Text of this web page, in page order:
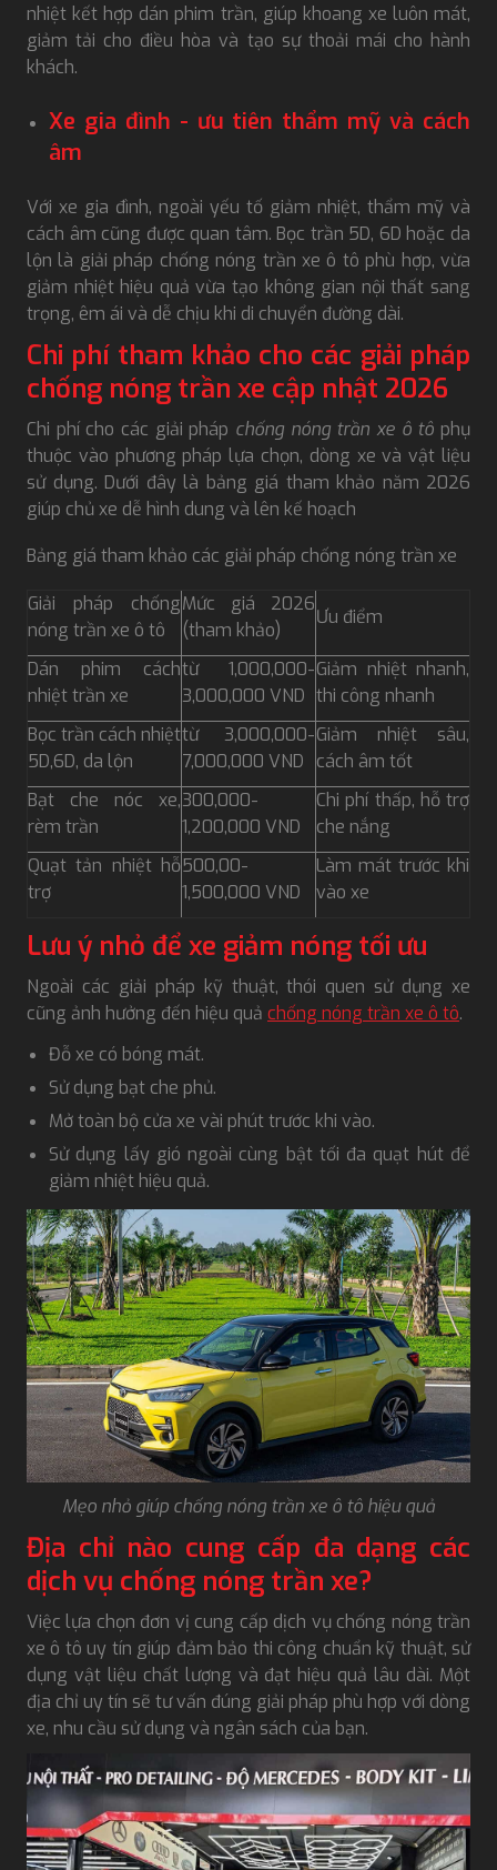
nhiệt kết hợp dán phim trần, giúp khoang xe luôn mát,
giảm tải cho điều hòa và tạo sự thoải mái cho hành
khách.
Xe gia đình - ưu tiên thẩm mỹ và cách
âm
Với xe gia đình, ngoài yếu tố giảm nhiệt, thẩm mỹ và
cách âm cũng được quan tâm. Bọc trần 5D, 6D hoặc da
lộn là giải pháp chống nóng trần xe ô tô phù hợp, vừa
giảm nhiệt hiệu quả vừa tạo không gian nội thất sang
trọng, êm ái và dễ chịu khi di chuyển đường dài.
Chi phí tham khảo cho các giải pháp
chống nóng trần xe cập nhật 2026
Chi phí cho các giải pháp chống nóng trần xe ô tô phụ
thuộc vào phương pháp lựa chọn, dòng xe và vật liệu
sử dụng. Dưới đây là bảng giá tham khảo năm 2026
giúp chủ xe dễ hình dung và lên kế hoạch
Bảng giá tham khảo các giải pháp chống nóng trần xe
Giải pháp chống
nóng trần xe ô tô
Mức giá 2026
(tham khảo)
Ưu điểm
Dán phim cách
nhiệt trần xe
từ 1,000,000-
3,000,000 VND
Giảm nhiệt nhanh,
thi công nhanh
Bọc trần cách nhiệt
5D,6D, da lộn
từ 3,000,000-
7,000,000 VND
Giảm nhiệt sâu,
cách âm tốt
Bạt che nóc xe,
rèm trần
300,000-
1,200,000 VND
Chi phí thấp, hỗ trợ
che nắng
Quạt tản nhiệt hỗ
trợ
500,00-
1,500,000 VND
Làm mát trước khi
vào xe
Lưu ý nhỏ để xe giảm nóng tối ưu
Ngoài các giải pháp kỹ thuật, thói quen sử dụng xe
cũng ảnh hưởng đến hiệu quả chống nóng trần xe ô tô.
Đỗ xe có bóng mát.
Sử dụng bạt che phủ.
Mở toàn bộ cửa xe vài phút trước khi vào.
Sử dụng lấy gió ngoài cùng bật tối đa quạt hút để
giảm nhiệt hiệu quả.
Mẹo nhỏ giúp chống nóng trần xe ô tô hiệu quả
Địa chỉ nào cung cấp đa dạng các
dịch vụ chống nóng trần xe?
Việc lựa chọn đơn vị cung cấp dịch vụ chống nóng trần
xe ô tô uy tín giúp đảm bảo thi công chuẩn kỹ thuật, sử
dụng vật liệu chất lượng và đạt hiệu quả lâu dài. Một
địa chỉ uy tín sẽ tư vấn đúng giải pháp phù hợp với dòng
xe, nhu cầu sử dụng và ngân sách của bạn.